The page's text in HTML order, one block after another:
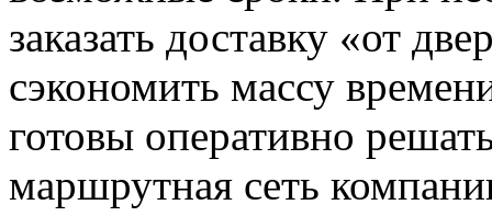
заказать доставку «от
сэкономить массу
готовы оперативно
маршрутная сеть